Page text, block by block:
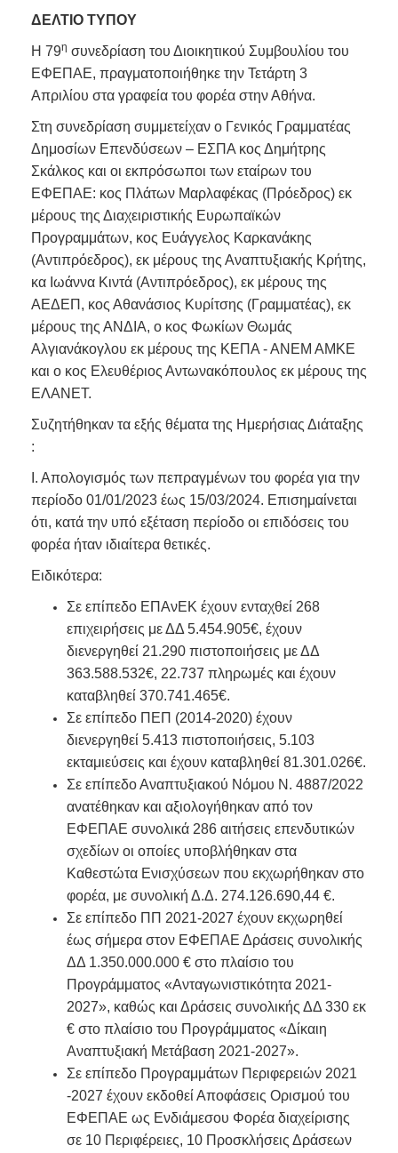
ΔΕΛΤΙΟ ΤΥΠΟΥ
Η 79η συνεδρίαση του Διοικητικού Συμβουλίου του
ΕΦΕΠΑΕ, πραγματοποιήθηκε την Τετάρτη 3
Απριλίου στα γραφεία του φορέα στην Αθήνα.
Στη συνεδρίαση συμμετείχαν ο Γενικός Γραμματέας
Δημοσίων Επενδύσεων – ΕΣΠΑ κος Δημήτρης
Σκάλκος και οι εκπρόσωποι των εταίρων του
ΕΦΕΠΑΕ: κος Πλάτων Μαρλαφέκας (Πρόεδρος) εκ
μέρους της Διαχειριστικής Ευρωπαϊκών
Προγραμμάτων, κος Ευάγγελος Καρκανάκης
(Αντιπρόεδρος), εκ μέρους της Αναπτυξιακής Κρήτης,
κα Ιωάννα Κιντά (Αντιπρόεδρος), εκ μέρους της
ΑΕΔΕΠ, κος Αθανάσιος Κυρίτσης (Γραμματέας), εκ
μέρους της ΑΝΔΙΑ, ο κος Φωκίων Θωμάς
Αλγιανάκογλου εκ μέρους της ΚΕΠΑ - ΑΝΕΜ ΑΜΚΕ
και ο κος Ελευθέριος Αντωνακόπουλος εκ μέρους της
ΕΛΑΝΕΤ.
Συζητήθηκαν τα εξής θέματα της Ημερήσιας Διάταξης
:
Ι. Απολογισμός των πεπραγμένων του φορέα για την
περίοδο 01/01/2023 έως 15/03/2024. Επισημαίνεται
ότι, κατά την υπό εξέταση περίοδο οι επιδόσεις του
φορέα ήταν ιδιαίτερα θετικές.
Ειδικότερα:
Σε επίπεδο ΕΠΑνΕΚ έχουν ενταχθεί 268
επιχειρήσεις με ΔΔ 5.454.905€, έχουν
διενεργηθεί 21.290 πιστοποιήσεις με ΔΔ
363.588.532€, 22.737 πληρωμές και έχουν
καταβληθεί 370.741.465€.
Σε επίπεδο ΠΕΠ (2014-2020) έχουν
διενεργηθεί 5.413 πιστοποιήσεις, 5.103
εκταμιεύσεις και έχουν καταβληθεί 81.301.026€.
Σε επίπεδο Αναπτυξιακού Νόμου Ν. 4887/2022
ανατέθηκαν και αξιολογήθηκαν από τον
ΕΦΕΠΑΕ συνολικά 286 αιτήσεις επενδυτικών
σχεδίων οι οποίες υποβλήθηκαν στα
Καθεστώτα Ενισχύσεων που εκχωρήθηκαν στο
φορέα, με συνολική Δ.Δ. 274.126.690,44 €.
Σε επίπεδο ΠΠ 2021-2027 έχουν εκχωρηθεί
έως σήμερα στον ΕΦΕΠΑΕ Δράσεις συνολικής
ΔΔ 1.350.000.000 € στο πλαίσιο του
Προγράμματος «Ανταγωνιστικότητα 2021-
2027», καθώς και Δράσεις συνολικής ΔΔ 330 εκ
€ στο πλαίσιο του Προγράμματος «Δίκαιη
Αναπτυξιακή Μετάβαση 2021-2027».
Σε επίπεδο Προγραμμάτων Περιφερειών 2021
-2027 έχουν εκδοθεί Αποφάσεις Ορισμού του
ΕΦΕΠΑΕ ως Ενδιάμεσου Φορέα διαχείρισης
σε 10 Περιφέρειες, 10 Προσκλήσεις Δράσεων